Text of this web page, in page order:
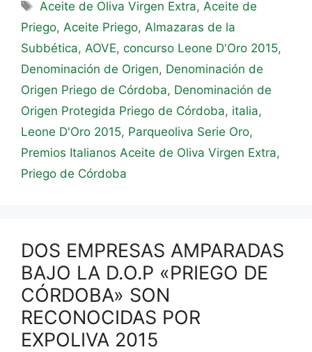
Aceite de Oliva Virgen Extra, Aceite de
Priego, Aceite Priego, Almazaras de la
Subbética, AOVE, concurso Leone D'Oro 2015,
Denominación de Origen, Denominación de
Origen Priego de Córdoba, Denominación de
Origen Protegida Priego de Córdoba, italia,
Leone D'Oro 2015, Parqueoliva Serie Oro,
Premios Italianos Aceite de Oliva Virgen Extra,
Priego de Córdoba
DOS EMPRESAS AMPARADAS
BAJO LA D.O.P «PRIEGO DE
CÓRDOBA» SON
RECONOCIDAS POR
EXPOLIVA 2015